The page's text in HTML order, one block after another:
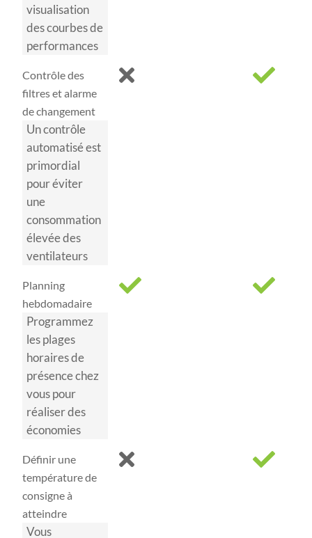
visualisation
des courbes de
performances
Contrôle des
filtres et alarme
de changement
Un contrôle
automatisé est
primordial
pour éviter
une
consommation
élevée des
ventilateurs
Planning
hebdomadaire
Programmez
les plages
horaires de
présence chez
vous pour
réaliser des
économies
Définir une
température de
consigne à
atteindre
Vous